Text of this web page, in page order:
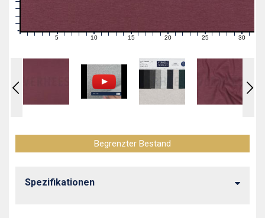
1 2 3 4 6 7 89 11121314 16171819 21222324 26272829 31
Begrenzter Bestand
Spezifikationen